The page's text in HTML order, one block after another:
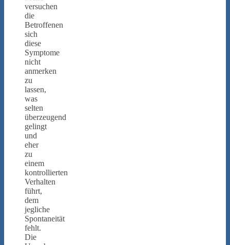
versuchen
die
Betroffenen
sich
diese
Symptome
nicht
anmerken
zu
lassen,
was
selten
überzeugend
gelingt
und
eher
zu
einem
kontrollierten
Verhalten
führt,
dem
jegliche
Spontaneität
fehlt.
Die